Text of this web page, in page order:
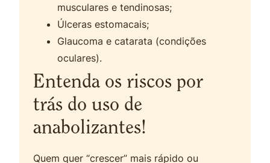
musculares e tendinosas;
Úlceras estomacais;
Glaucoma e catarata (condições
oculares).
Entenda os riscos por
trás do uso de
anabolizantes!
Quem quer “crescer” mais rápido ou